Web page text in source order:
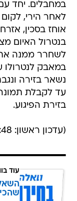
במחבלים. יחד
לאחר הירי, לקום
אוחז בסכין,
בנטרול האיום
לשחרר ממנה את
במאבק
נשאר בזירה
עד לקבלת
בזירת הפיגוע.
(עדכון ראשון: 15:48)
עוד